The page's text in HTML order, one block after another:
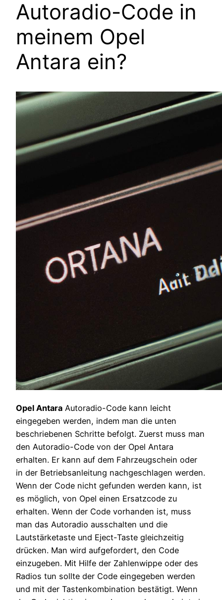
Autoradio-Code in
meinem Opel
Antara ein?
Opel Antara Autoradio-Code kann leicht
eingegeben werden, indem man die unten
beschriebenen Schritte befolgt. Zuerst muss man
den Autoradio-Code von der Opel Antara
erhalten. Er kann auf dem Fahrzeugschein oder
in der Betriebsanleitung nachgeschlagen werden.
Wenn der Code nicht gefunden werden kann, ist
es möglich, von Opel einen Ersatzcode zu
erhalten. Wenn der Code vorhanden ist, muss
man das Autoradio ausschalten und die
Lautstärketaste und Eject-Taste gleichzeitig
drücken. Man wird aufgefordert, den Code
einzugeben. Mit Hilfe der Zahlenwippe oder des
Radios tun sollte der Code eingegeben werden
und mit der Tastenkombination bestätigt. Wenn